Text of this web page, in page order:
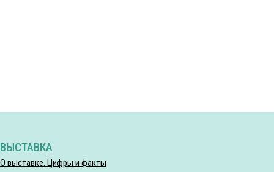
ВЫСТАВКА
О выставке. Цифры и факты